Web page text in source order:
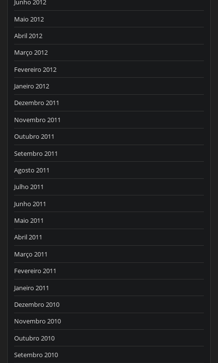
Junho 2012
Maio 2012
Abril 2012
Março 2012
Fevereiro 2012
Janeiro 2012
Dezembro 2011
Novembro 2011
Outubro 2011
Setembro 2011
Agosto 2011
Julho 2011
Junho 2011
Maio 2011
Abril 2011
Março 2011
Fevereiro 2011
Janeiro 2011
Dezembro 2010
Novembro 2010
Outubro 2010
Setembro 2010